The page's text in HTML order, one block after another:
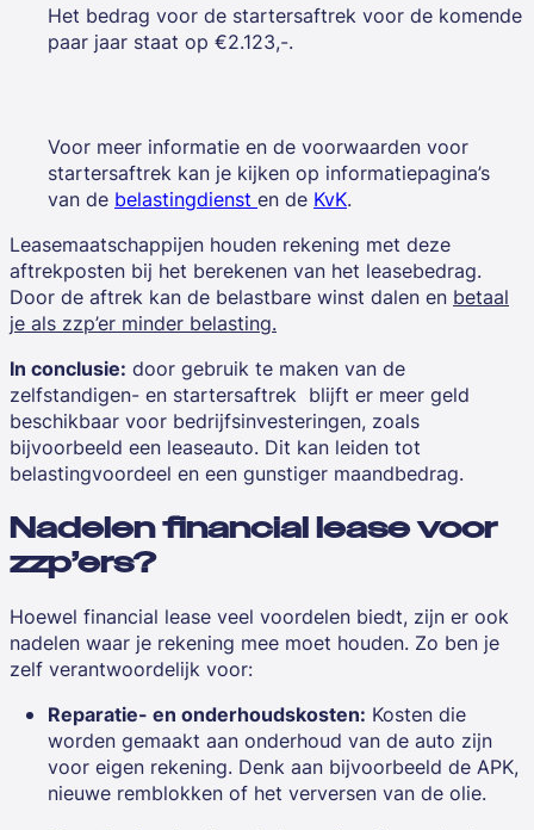
Het bedrag voor de startersaftrek voor de komende
paar jaar staat op €2.123,-.
Voor meer informatie en de voorwaarden voor
startersaftrek kan je kijken op informatiepagina’s
van de belastingdienst en de KvK.
Leasemaatschappijen houden rekening met deze
aftrekposten bij het berekenen van het leasebedrag.
Door de aftrek kan de belastbare winst dalen en betaal
je als zzp’er minder belasting.
In conclusie: door gebruik te maken van de
zelfstandigen- en startersaftrek blijft er meer geld
beschikbaar voor bedrijfsinvesteringen, zoals
bijvoorbeeld een leaseauto. Dit kan leiden tot
belastingvoordeel en een gunstiger maandbedrag.
Nadelen financial lease voor
zzp’ers?
Hoewel financial lease veel voordelen biedt, zijn er ook
nadelen waar je rekening mee moet houden. Zo ben je
zelf verantwoordelijk voor:
Reparatie- en onderhoudskosten: Kosten die
worden gemaakt aan onderhoud van de auto zijn
voor eigen rekening. Denk aan bijvoorbeeld de APK,
nieuwe remblokken of het verversen van de olie.